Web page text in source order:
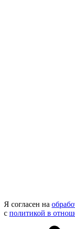
Я согласен на
с политикой в